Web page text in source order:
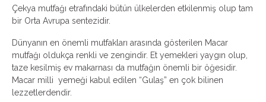
Çekya mutfağı etrafındaki bütün ülkelerden etkilenmiş olup tam
bir Orta Avrupa sentezidir.
Dünyanın en önemli mutfakları arasında gösterilen Macar
mutfağı oldukça renkli ve zengindir. Et yemekleri yaygın olup,
taze kesilmiş ev makarnası da mutfağın önemli bir öğesidir.
Macar milli yemeği kabul edilen “Gulaş” en çok bilinen
lezzetlerdendir.